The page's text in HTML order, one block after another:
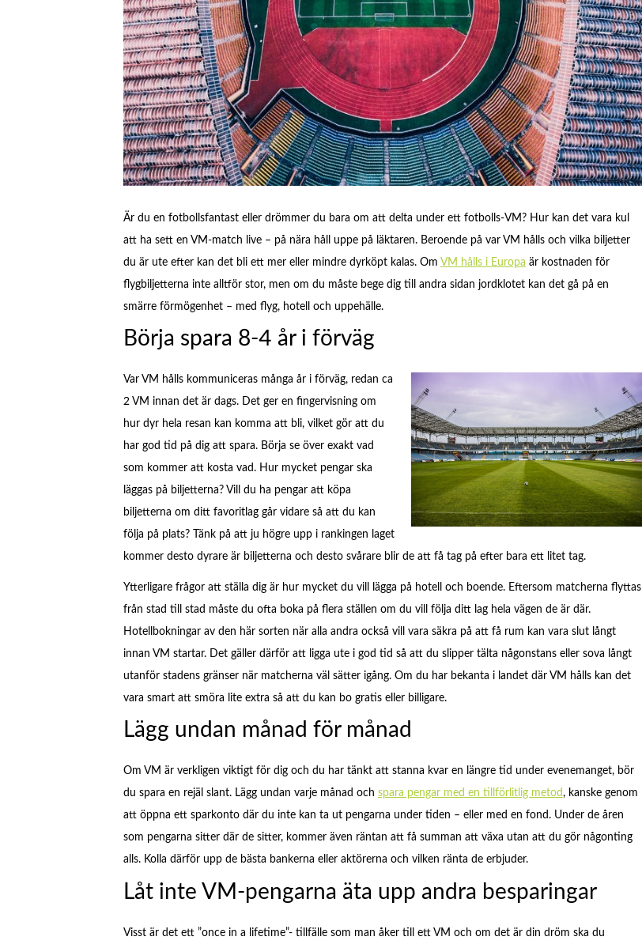
Är du en fotbollsfantast eller drömmer du bara om att delta under ett fotbolls-VM? Hur kan det vara kul
att ha sett en VM-match live – på nära håll uppe på läktaren. Beroende på var VM hålls och vilka biljetter
du är ute efter kan det bli ett mer eller mindre dyrköpt kalas. Om VM hålls i Europa är kostnaden för
flygbiljetterna inte alltför stor, men om du måste bege dig till andra sidan jordklotet kan det gå på en
smärre förmögenhet – med flyg, hotell och uppehälle.
Börja spara 8-4 år i förväg
Var VM hålls kommuniceras många år i förväg, redan ca
2 VM innan det är dags. Det ger en fingervisning om
hur dyr hela resan kan komma att bli, vilket gör att du
har god tid på dig att spara. Börja se över exakt vad
som kommer att kosta vad. Hur mycket pengar ska
läggas på biljetterna? Vill du ha pengar att köpa
biljetterna om ditt favoritlag går vidare så att du kan
följa på plats? Tänk på att ju högre upp i rankingen laget
kommer desto dyrare är biljetterna och desto svårare blir de att få tag på efter bara ett litet tag.
Ytterligare frågor att ställa dig är hur mycket du vill lägga på hotell och boende. Eftersom matcherna flyttas
från stad till stad måste du ofta boka på flera ställen om du vill följa ditt lag hela vägen de är där.
Hotellbokningar av den här sorten när alla andra också vill vara säkra på att få rum kan vara slut långt
innan VM startar. Det gäller därför att ligga ute i god tid så att du slipper tälta någonstans eller sova långt
utanför stadens gränser när matcherna väl sätter igång. Om du har bekanta i landet där VM hålls kan det
vara smart att smöra lite extra så att du kan bo gratis eller billigare.
Lägg undan månad för månad
Om VM är verkligen viktigt för dig och du har tänkt att stanna kvar en längre tid under evenemanget, bör
du spara en rejäl slant. Lägg undan varje månad och spara pengar med en tillförlitlig metod, kanske genom
att öppna ett sparkonto där du inte kan ta ut pengarna under tiden – eller med en fond. Under de åren
som pengarna sitter där de sitter, kommer även räntan att få summan att växa utan att du gör någonting
alls. Kolla därför upp de bästa bankerna eller aktörerna och vilken ränta de erbjuder.
Låt inte VM-pengarna äta upp andra besparingar
Visst är det ett ”once in a lifetime”- tillfälle som man åker till ett VM och om det är din dröm ska du